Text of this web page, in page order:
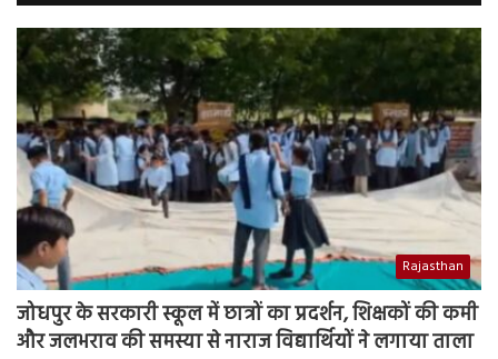
Rajasthan
जोधपुर के सरकारी स्कूल में छात्रों का प्रदर्शन, शिक्षकों की कमी
और जलभराव की समस्या से नाराज विद्यार्थियों ने लगाया ताला